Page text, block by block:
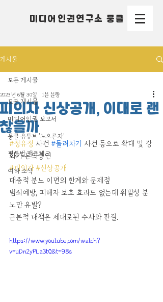
미디어인권연구소 뭉클
게시물
모든 게시물
미디어인권 보고서
뭉클 유튜브 '노으른자'
평등법 팩트체크
여타 소식
모든 게시물
피의자 신상공개, 이대로 괜
찮을까
2023년 6월 30일 1분 분량
#정유정 사건 #돌려차기 사건 등으로 확대 및 강
화가 논의중인
#피의자 #신상공개
대중적 분노 이면의 한계와 문제점
범죄예방, 피해자 보호 효과도 없는데 휘발성 분
노만 유발?
근본적 대책은 제대로된 수사와 판결.
https://www.youtube.com/watch?
v=uDn2yPLa3tQ&t=98s